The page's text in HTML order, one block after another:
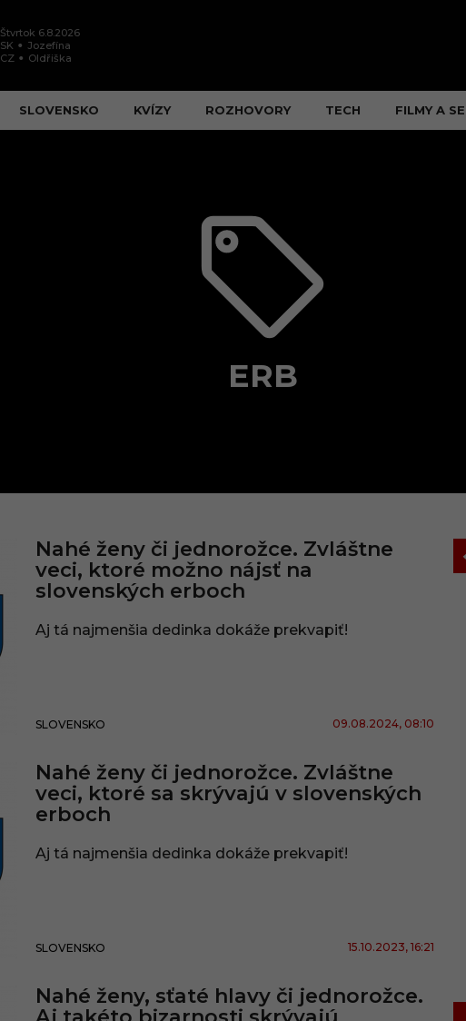
Štvrtok 6.8.2026
SK
Jozefína
CZ
Oldřiška
SLOVENSKO KVÍZY ROZHOVORY TECH FILMY A
ERB
Nahé ženy či jednorožce. Zvláštne
veci, ktoré možno nájsť na
slovenských erboch
Aj tá najmenšia dedinka dokáže prekvapiť!
SLOVENSKO 09.08.2024, 08:10
Nahé ženy či jednorožce. Zvláštne
veci, ktoré sa skrývajú v slovenských
erboch
Aj tá najmenšia dedinka dokáže prekvapiť!
SLOVENSKO 15.10.2023, 16:21
Nahé ženy, sťaté hlavy či jednorožce.